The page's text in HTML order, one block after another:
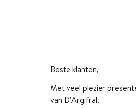
Beste klanten,
Met veel plezier
van D’Argifral.